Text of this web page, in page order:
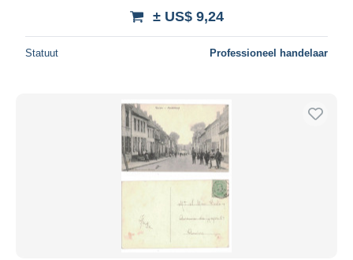
± US$ 9,24
Statuut Professioneel handelaar